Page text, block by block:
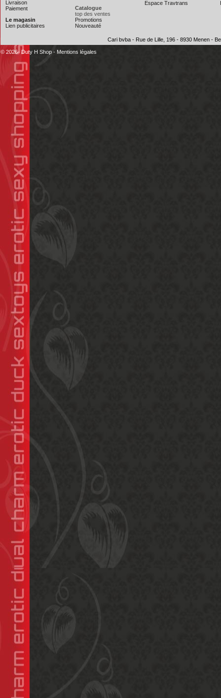
Livraison
Paiement
Le magasin
Lien publicitaires
Catalogue
top des ventes
Promotions
Nouveauté
Espace Travtrans
Cari bvba - Rue de Lille, 196 - 8930 Menen -
© 2026- Duty H Shop - Mentions légales